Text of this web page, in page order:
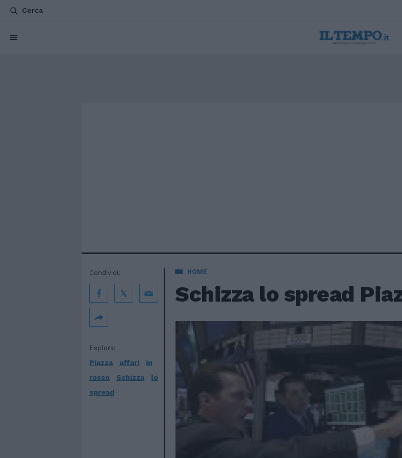
Cerca
HOME
Schizza lo spread
Esplora:
Piazza affari
in
rosso
Schizza
lo
spread
Condividi: